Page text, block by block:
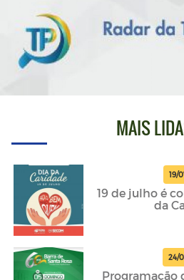
MAIS
19/
19 de julho é
da
24/
Programação